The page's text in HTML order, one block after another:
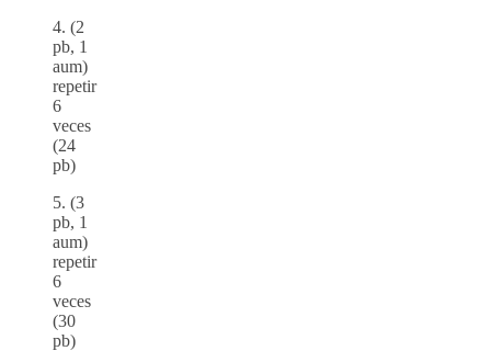
4. (2
pb, 1
aum)
repetir
6
veces
(24
pb)
5. (3
pb, 1
aum)
repetir
6
veces
(30
pb)